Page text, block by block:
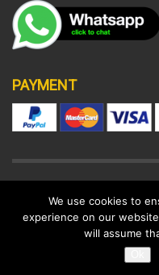
PAYMENT
DISCLAIMER SUPPORT
© 2022
We use cookies to
experience on our
will assume